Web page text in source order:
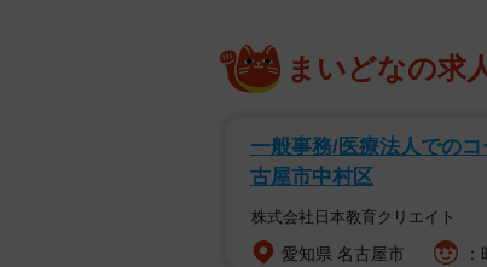
どうすればいいのか分から
ることに気づきます。早速
「僕がやったらセクハラにな
す。男性が女性に救命処置を
た、処置を間違えたことで何
まいどなの求
一般事務/医療法人での
古屋市中村区
株式会社日本教育クリエイト
愛知県 名古屋市